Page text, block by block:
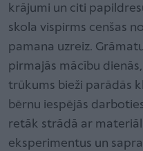
krājumi un citi
skola vispirms cenšas
pamana uzreiz.
pirmajās mācību
trūkums bieži parādās
bērnu iespējās
retāk strādā ar
eksperimentus un